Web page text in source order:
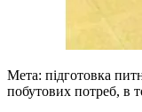
Мета: підготовка
побутових потреб, в